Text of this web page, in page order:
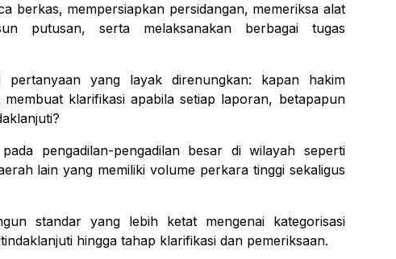
berkas, mempersiapkan persidangan, memeriksa alat
putusan, serta melaksanakan berbagai tugas
pertanyaan yang layak direnungkan: kapan hakim
klarifikasi apabila setiap laporan, betapapun
pengadilan-pengadilan besar di wilayah seperti
lain yang memiliki volume perkara tinggi sekaligus
standar yang lebih ketat mengenai kategorisasi
hingga tahap klarifikasi dan pemeriksaan.